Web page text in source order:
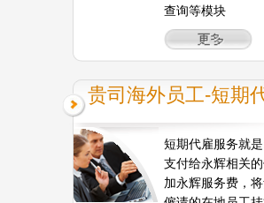
查询等模块
贵司海外员工-短期
短期代雇服务就
支付给永辉相关
加永辉服务费，